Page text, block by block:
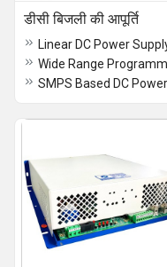
डीसी बिजली की आपूर्ति
Linear DC Power